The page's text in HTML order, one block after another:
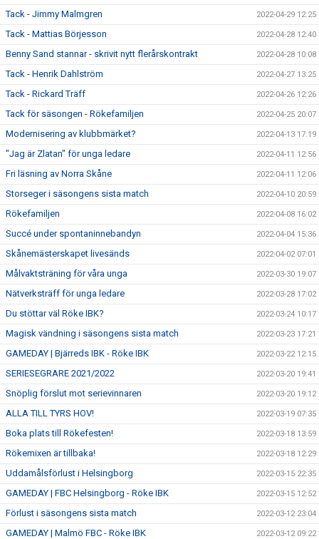
Tack - Jimmy Malmgren 2022-04-29 12:25
Tack - Mattias Börjesson 2022-04-28 12:40
Benny Sand stannar - skrivit nytt flerårskontrakt 2022-04-28 10:08
Tack - Henrik Dahlström 2022-04-27 13:25
Tack - Rickard Träff 2022-04-26 12:26
Tack för säsongen - Rökefamiljen 2022-04-25 20:07
Modernisering av klubbmärket? 2022-04-13 17:19
"Jag är Zlatan" för unga ledare 2022-04-11 12:56
Fri läsning av Norra Skåne 2022-04-11 12:06
Storseger i säsongens sista match 2022-04-10 20:59
Rökefamiljen 2022-04-08 16:02
Succé under spontaninnebandyn 2022-04-04 15:36
Skånemästerskapet livesänds 2022-04-02 07:01
Målvaktsträning för våra unga 2022-03-30 19:07
Nätverksträff för unga ledare 2022-03-28 17:02
Du stöttar väl Röke IBK? 2022-03-24 10:17
Magisk vändning i säsongens sista match 2022-03-23 17:21
GAMEDAY | Bjärreds IBK - Röke IBK 2022-03-22 12:15
SERIESEGRARE 2021/2022 2022-03-20 19:41
Snöplig förslut mot serievinnaren 2022-03-20 19:12
ALLA TILL TYRS HOV! 2022-03-19 07:35
Boka plats till Rökefesten! 2022-03-18 13:59
Rökemixen är tillbaka! 2022-03-18 12:29
Uddamålsförlust i Helsingborg 2022-03-15 22:35
GAMEDAY | FBC Helsingborg - Röke IBK 2022-03-15 12:52
Förlust i säsongens sista match 2022-03-12 23:04
GAMEDAY | Malmö FBC - Röke IBK 2022-03-12 09:22